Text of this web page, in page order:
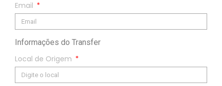
Email
Informações do Transfer
Local de Origem